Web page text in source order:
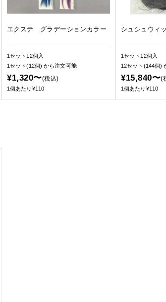
エクステ グラデーションカラー
1セット12個入
1セット(12個)から注文可能
¥1,320〜(税込)
1個あたり¥110
シュシュウィ
1セット12個入
12セット(144個)
¥15,840〜(
1個あたり¥110